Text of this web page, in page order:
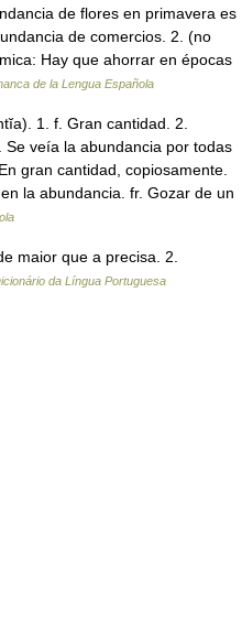
de flores en primavera es
de comercios. 2. (no
Hay que ahorrar en épocas
de la Lengua Española
1. f. Gran cantidad. 2.
veía la abundancia por todas
gran cantidad, copiosamente.
la abundancia. fr. Gozar de un
maior que a precisa. 2.
da Língua Portuguesa